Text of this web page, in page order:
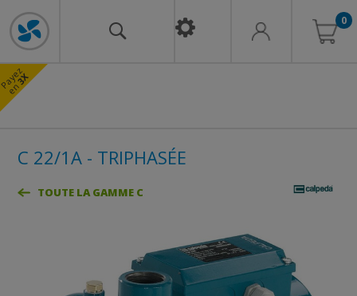
0
C 22/1A - TRIPHASÉE
TOUTE LA GAMME C
P3X